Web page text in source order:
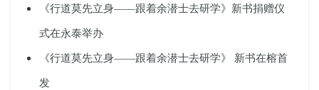
《行道莫先立身——跟着余潜士去研学》新书捐赠仪
式在永泰举办
《行道莫先立身——跟着余潜士去研学》 新书在榕首
发